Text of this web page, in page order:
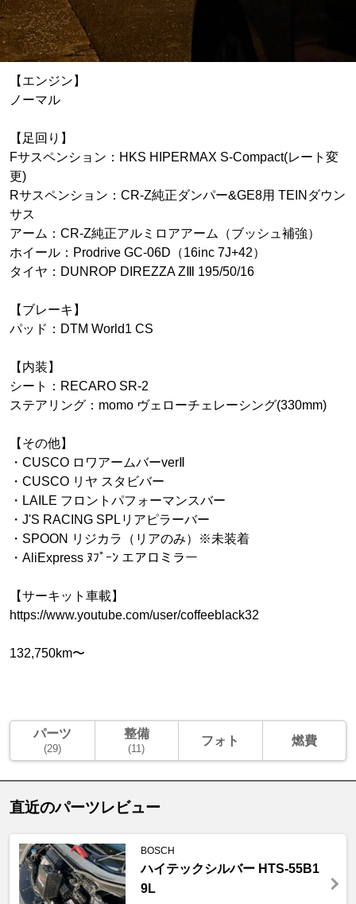
【エンジン】
ノーマル
【足回り】
Fサスペンション：HKS HIPERMAX S-Compact(レート変
更)
Rサスペンション：CR-Z純正ダンパー&GE8用 TEINダウン
サス
アーム：CR-Z純正アルミロアアーム（ブッシュ補強）
ホイール：Prodrive GC-06D（16inc 7J+42）
タイヤ：DUNROP DIREZZA ZⅢ 195/50/16
【ブレーキ】
パッド：DTM World1 CS
【内装】
シート：RECARO SR-2
ステアリング：momo ヴェローチェレーシング(330mm)
【その他】
・CUSCO ロワアームバーverⅡ
・CUSCO リヤ スタビバー
・LAILE フロントパフォーマンスバー
・J'S RACING SPLリアピラーバー
・SPOON リジカラ（リアのみ）※未装着
・AliExpress ﾇﾌﾟｰﾝ エアロミラー
【サーキット車載】
https://www.youtube.com/user/coffeeblack32
132,750km〜
パーツ
(29)
整備
(11)
フォト 燃費
直近のパーツレビュー
BOSCH
ハイテックシルバー HTS-55B1
9L